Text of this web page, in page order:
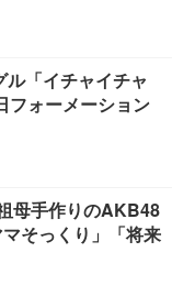
「イチャイチャ
フォーメーション
母手作りのAKB48
そっくり」「将来